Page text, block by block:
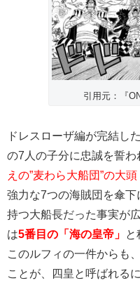
引用元：『
ドレスローザ編が完結し
の7人の子分に忠誠を誓わ
えの”麦わら大船団”の大
強力な7つの海賊団を傘
持つ大船長だった事実が
は5番目の「海の皇帝」 と
このルフィの一件からも
ことが、四皇と呼ばれる